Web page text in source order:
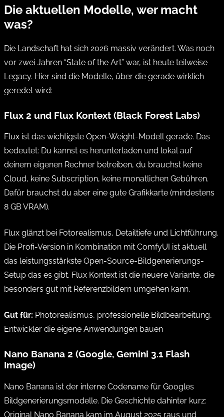
Die aktuellen Modelle, wer macht
was?
Die Landschaft hat sich 2026 massiv verändert. Was noch
vor zwei Jahren “State of the Art” war, ist heute teilweise
Legacy. Hier sind die Modelle, über die gerade wirklich
geredet wird:
Flux 2 und Flux Kontext (Black Forest Labs)
Flux ist das wichtigste Open-Weight-Modell gerade. Das
bedeutet: Du kannst es herunterladen und lokal auf
deinem eigenen Rechner betreiben, du brauchst keine
Cloud, keine Subscription, keine monatlichen Gebühren.
Dafür brauchst du aber eine gute Grafikkarte (mindestens
8 GB VRAM).
Flux glänzt bei Fotorealismus, Detailtiefe und Lichtführung.
Die Profi-Version in Kombination mit ComfyUI ist aktuell
das leistungsstärkste Open-Source-Bildgenerierungs-
Setup das es gibt. Flux Kontext ist die neuere Variante, die
besonders gut mit Referenzbildern umgehen kann.
Gut für: Photorealismus, professionelle Bildbearbeitung,
Entwickler die eigene Anwendungen bauen
Nano Banana 2 (Google, Gemini 3.1 Flash
Image)
Nano Banana ist der interne Codename für Googles
Bildgenerierungsmodelle. Die Geschichte dahinter kurz:
Original Nano Banana kam im August 2025 raus und